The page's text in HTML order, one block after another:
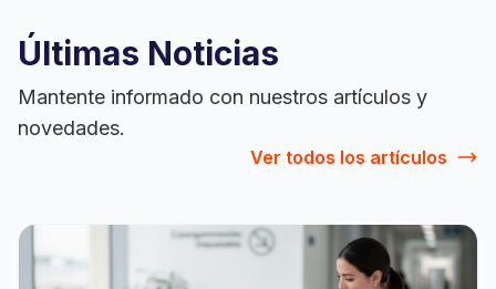
Últimas Noticias
Mantente informado con nuestros artículos y
novedades.
Ver todos los artículos